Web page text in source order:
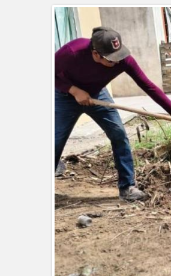
LIMPIA
La
Esther
Instala
SAN
Atiende
Llevó
Prepara
Disney
Visitó